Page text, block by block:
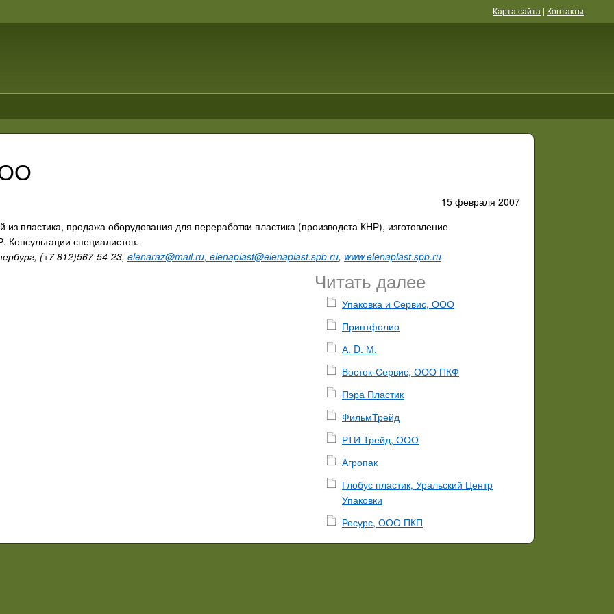
Карта сайта | Контакты
15 февраля 2007
из пластика, продажа оборудования для переработки пластика (производста КНР), изготовление
специалистов.
(+7 812)567-54-23, elenaraz@mail.ru, elenaplast@elenaplast.spb.ru, www.elenaplast.spb.ru
Читать далее
Упаковка и Сервис, ООО
Принтфолио
А. D. М.
Восток-Сервис, ООО ПКФ
Пэра Пластик
ФильмТрейд
РТИ Трейд, ООО
Агропак
Глобус пластик, Уральский Центр
Упаковки
Ресурс, ООО ПКП